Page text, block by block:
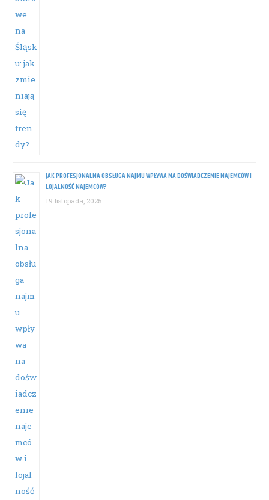
JAK PROFESJONALNA OBSŁUGA NAJMU WPŁYWA NA DOŚWIADCZENIE NAJEMCÓW I
LOJALNOŚĆ NAJEMCÓW?
19 listopada, 2025